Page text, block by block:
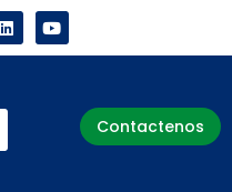
Contactenos